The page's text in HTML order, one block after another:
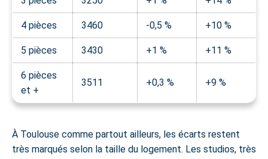
4 pièces 3460 -0,5 % +10 %
5 pièces 3430 +1 % +11 %
6 pièces
et +
3511 +0,3 % +9 %
À Toulouse comme partout ailleurs, les écarts restent
très marqués selon la taille du logement. Les studios, très